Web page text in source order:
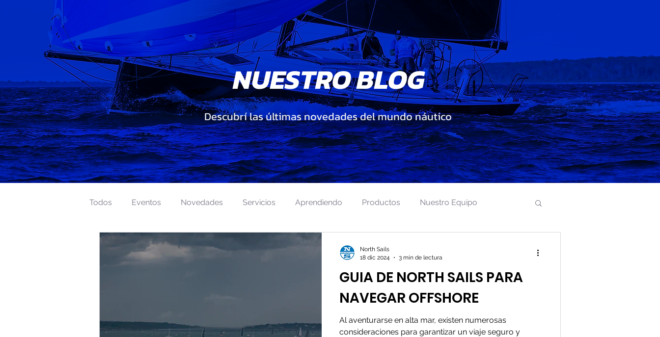
NUESTRO BLOG
Descubrí las últimas novedades del mundo náutico
Todos Eventos Novedades Servicios Aprendiendo Productos Nuestro Equipo
Navegantes
GUIA DE NORTH SAILS PARA
NAVEGAR OFFSHORE
Al aventurarse en alta mar, existen numerosas
consideraciones para garantizar un viaje seguro y
North Sails
18 dic 2024
3 min de lectura